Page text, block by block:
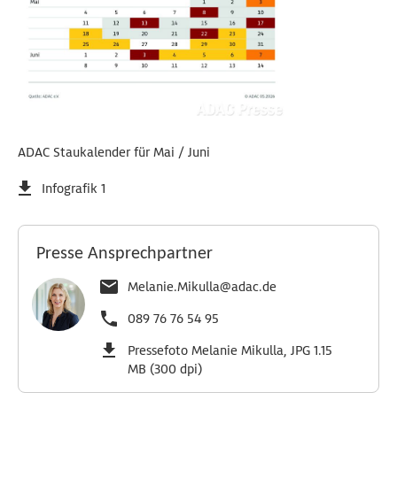
ADAC Staukalender für Mai / Juni
Infografik 1
Presse Ansprechpartner
Melanie.Mikulla@adac.de
089 76 76 54 95
Pressefoto Melanie Mikulla, JPG 1.15
MB (300 dpi)